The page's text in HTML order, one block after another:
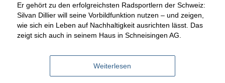
Er gehört zu den erfolgreichsten Radsportlern der Schweiz:
Silvan Dillier will seine Vorbildfunktion nutzen – und zeigen,
wie sich ein Leben auf Nachhaltigkeit ausrichten lässt. Das
zeigt sich auch in seinem Haus in Schneisingen AG.
Weiterlesen